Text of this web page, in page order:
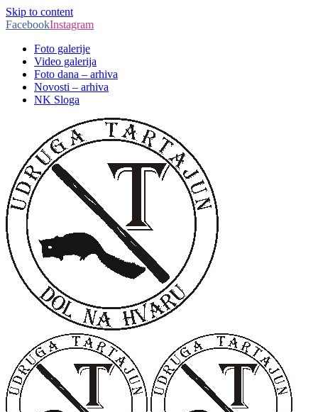
Skip to content
FacebookInstagram
Foto galerije
Video galerija
Foto dana – arhiva
Novosti – arhiva
NK Sloga